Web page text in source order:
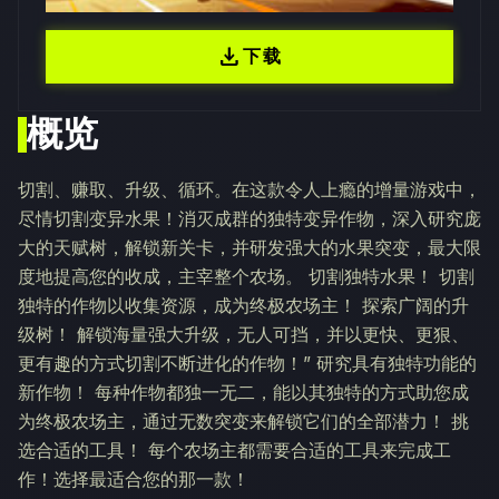
概览
切割、赚取、升级、循环。在这款令人上瘾的增量游戏中，
尽情切割变异水果！消灭成群的独特变异作物，深入研究庞
大的天赋树，解锁新关卡，并研发强大的水果突变，最大限
度地提高您的收成，主宰整个农场。 切割独特水果！ 切割
独特的作物以收集资源，成为终极农场主！ 探索广阔的升
级树！ 解锁海量强大升级，无人可挡，并以更快、更狠、
更有趣的方式切割不断进化的作物！” 研究具有独特功能的
新作物！ 每种作物都独一无二，能以其独特的方式助您成
为终极农场主，通过无数突变来解锁它们的全部潜力！ 挑
选合适的工具！ 每个农场主都需要合适的工具来完成工
作！选择最适合您的那一款！
download下载